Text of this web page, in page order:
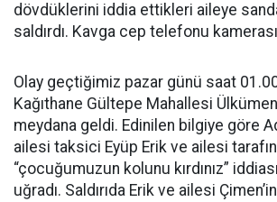
dövdüklerini iddia ettikleri aileye
saldırdı. Kavga cep telefonu
Olay geçtiğimiz pazar günü saat 01.00
Kağıthane Gültepe Mahallesi
meydana geldi. Edinilen bilgiye göre
ailesi taksici Eyüp Erik ve ailesi
“çocuğumuzun kolunu kırdınız”
uğradı. Saldırıda Erik ve ailesi